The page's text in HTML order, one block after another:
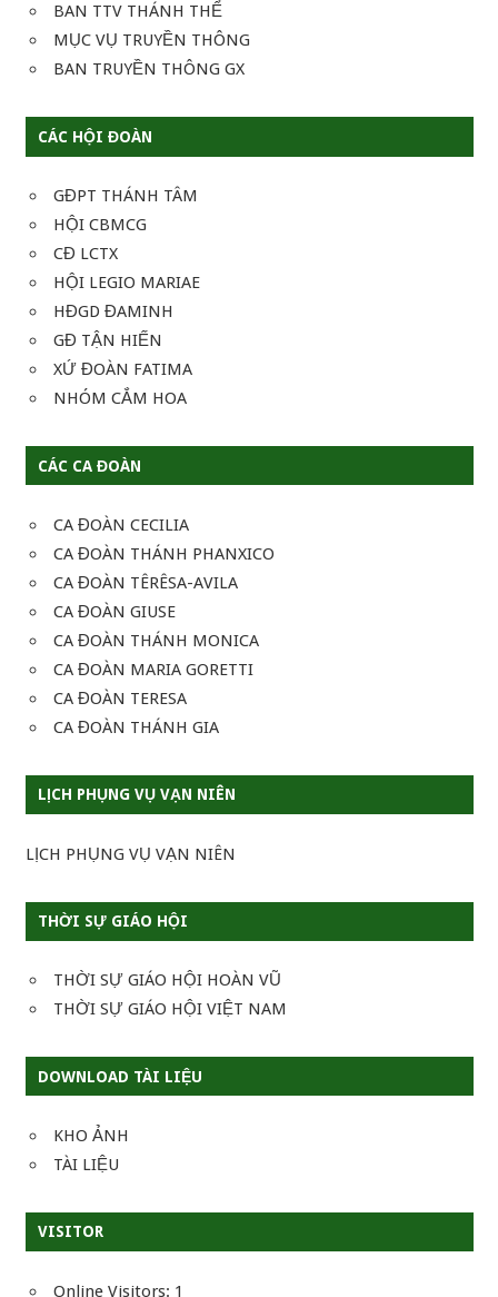
BAN TTV THÁNH THỂ
MỤC VỤ TRUYỀN THÔNG
BAN TRUYỀN THÔNG GX
CÁC HỘI ĐOÀN
GĐPT THÁNH TÂM
HỘI CBMCG
CĐ LCTX
HỘI LEGIO MARIAE
HĐGD ĐAMINH
GĐ TẬN HIẾN
XỨ ĐOÀN FATIMA
NHÓM CẮM HOA
CÁC CA ĐOÀN
CA ĐOÀN CECILIA
CA ĐOÀN THÁNH PHANXICO
CA ĐOÀN TÊRÊSA-AVILA
CA ĐOÀN GIUSE
CA ĐOÀN THÁNH MONICA
CA ĐOÀN MARIA GORETTI
CA ĐOÀN TERESA
CA ĐOÀN THÁNH GIA
LỊCH PHỤNG VỤ VẠN NIÊN
LỊCH PHỤNG VỤ VẠN NIÊN
THỜI SỰ GIÁO HỘI
THỜI SỰ GIÁO HỘI HOÀN VŨ
THỜI SỰ GIÁO HỘI VIỆT NAM
DOWNLOAD TÀI LIỆU
KHO ẢNH
TÀI LIỆU
VISITOR
Online Visitors: 1